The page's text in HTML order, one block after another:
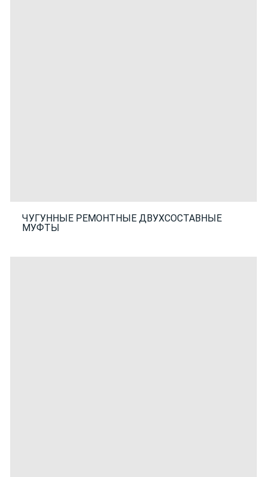
ЧУГУННЫЕ РЕМОНТНЫЕ ДВУХСОСТАВНЫЕ
МУФТЫ